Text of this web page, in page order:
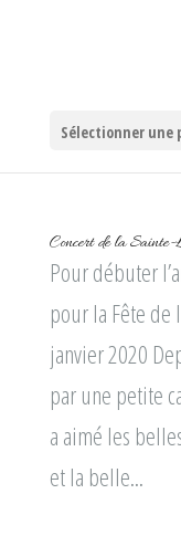
Sélectionner une
Concert de la
Pour débuter
pour la Fête de
janvier 2020
par une petite
a aimé les
et la belle...